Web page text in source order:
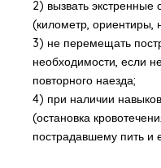
2) вызвать экстренные
(километр, ориентиры,
3) не перемещать
необходимости, если
повторного наезда;
4) при наличии
(остановка
пострадавшему пить и